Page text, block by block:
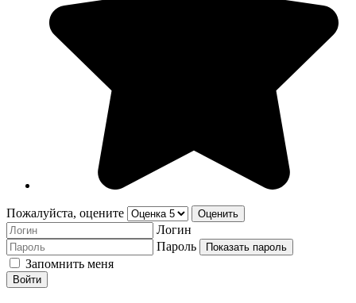
Пожалуйста, оцените
Логин
Пароль
Показать пароль
Запомнить меня
Войти